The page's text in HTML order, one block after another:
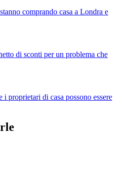
comprando casa a Londra e
di sconti per un problema che
i proprietari di casa possono essere